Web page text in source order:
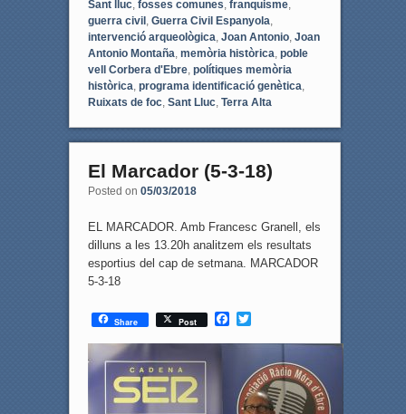
Sant lluc, fosses comunes, franquisme,
guerra civil , Guerra Civil Espanyola,
intervenció arqueològica, Joan Antonio, Joan
Antonio Montaña, memòria històrica, poble
vell Corbera d'Ebre, polítiques memòria
històrica, programa identificació genètica,
Ruixats de foc, Sant Lluc, Terra Alta
El Marcador (5-3-18)
Posted on 05/03/2018
EL MARCADOR. Amb Francesc Granell, els
dilluns a les 13.20h analitzem els resultats
esportius del cap de setmana. MARCADOR
5-3-18
Share Post
F
c
o
T
i
t
e
r